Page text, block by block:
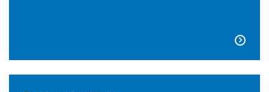
